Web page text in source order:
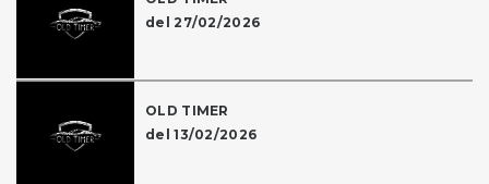
del 27/02/2026
OLD TIMER
del 13/02/2026